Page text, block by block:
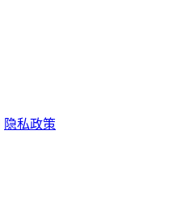
隐私政策